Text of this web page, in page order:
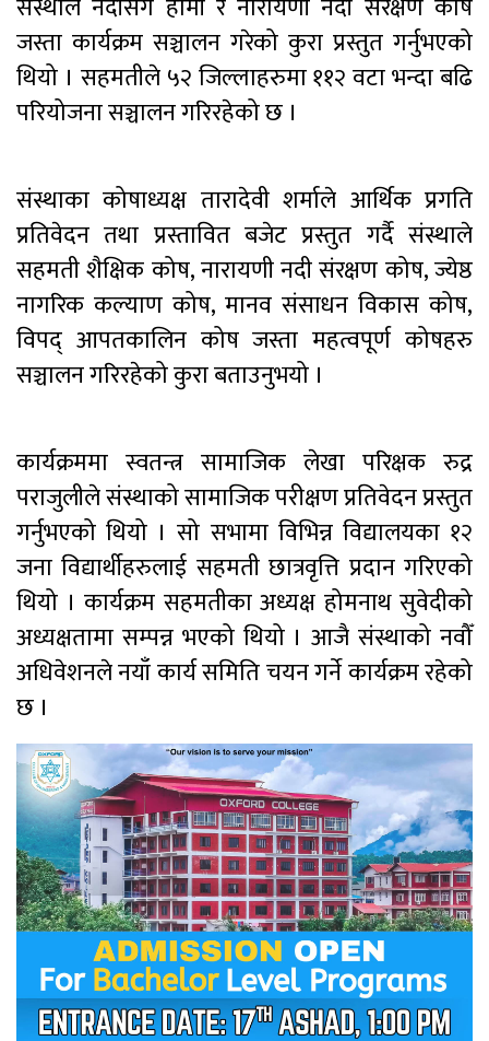
जस्ता कार्यक्रम सञ्चालन गरेको कुरा प्रस्तुत गर्नुभएको
थियो । सहमतीले ५२ जिल्लाहरुमा ११२ वटा भन्दा बढि
परियोजना सञ्चालन गरिरहेको छ ।
संस्थाका कोषाध्यक्ष तारादेवी शर्माले आर्थिक प्रगति
प्रतिवेदन तथा प्रस्तावित बजेट प्रस्तुत गर्दै संस्थाले
सहमती शैक्षिक कोष, नारायणी नदी संरक्षण कोष, ज्येष्ठ
नागरिक कल्याण कोष, मानव संसाधन विकास कोष,
विपद् आपतकालिन कोष जस्ता महत्वपूर्ण कोषहरु
सञ्चालन गरिरहेको कुरा बताउनुभयो ।
कार्यक्रममा स्वतन्त्र सामाजिक लेखा परिक्षक रुद्र
पराजुलीले संस्थाको सामाजिक परीक्षण प्रतिवेदन प्रस्तुत
गर्नुभएको थियो । सो सभामा विभिन्न विद्यालयका १२
जना विद्यार्थीहरुलाई सहमती छात्रवृत्ति प्रदान गरिएको
थियो । कार्यक्रम सहमतीका अध्यक्ष होमनाथ सुवेदीको
अध्यक्षतामा सम्पन्न भएको थियो । आजै संस्थाको नवौँ
अधिवेशनले नयाँ कार्य समिति चयन गर्ने कार्यक्रम रहेको
छ ।